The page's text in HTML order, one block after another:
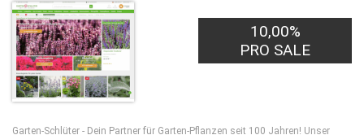
10,00%
PRO SALE
Garten-Schlüter - Dein Partner für Garten-Pflanzen seit 100 Jahren! Unser